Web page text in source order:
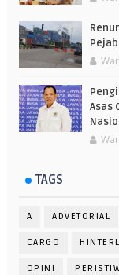
Asas
TAGS
A ADVETORIAL
CARGO
OPINI